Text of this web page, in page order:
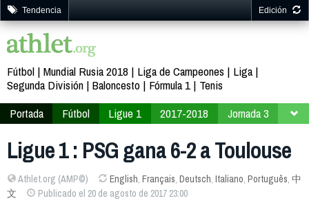
Tendencia Edición
Fútbol Mundial Rusia 2018 Liga de Campeones
Liga
Segunda División Baloncesto Fórmula 1
Tenis
Portada
Fútbol Ligue 1 2017-2018 Jornada 3
Ligue 1 : PSG gana 6-2 a Toulouse
Athlet.org (AMP©) English, Français, Deutsch, Italiano, Português, 中
文
Publicado el 20 de agosto de 2017 23:00